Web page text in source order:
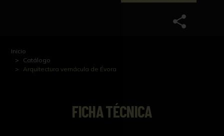
Inicio
Catálogo
Arquitectura vernácula de Évora
FICHA TÉCNICA